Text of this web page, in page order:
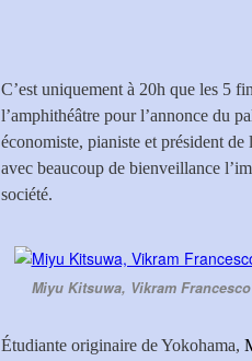
C’est uniquement à 20h que les 5
l’amphithéâtre pour l’annonce du
économiste, pianiste et président
avec beaucoup de bienveillance
société.
Miyu Kitsuwa, Vikram
Étudiante originaire de Yokohama,